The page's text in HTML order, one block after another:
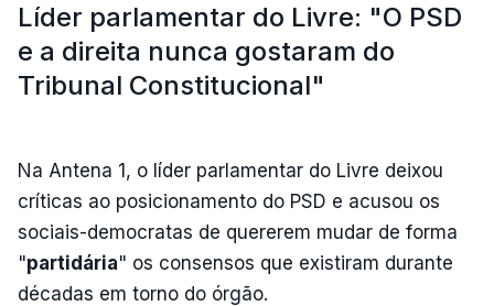
Líder parlamentar do Livre: "O PSD
e a direita nunca gostaram do
Tribunal Constitucional"
Na Antena 1, o líder parlamentar do Livre deixou
críticas ao posicionamento do PSD e acusou os
sociais-democratas de quererem mudar de forma
"partidária" os consensos que existiram durante
décadas em torno do órgão.